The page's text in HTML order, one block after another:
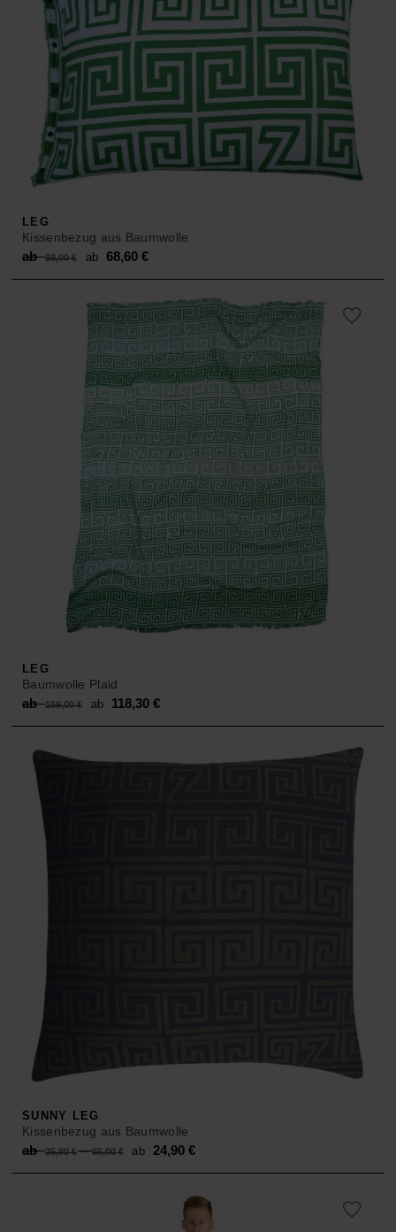
LEG
Kissenbezug aus Baumwolle
ab98,00€
Original
price
was:
ab 98,00 €.
ab 68,60 €Current
price
is:
ab 68,60 €.
LEG
Baumwolle Plaid
ab169,00€
Original
price
ab 118,30 €Current
price
ab 118,30 €.
SUNNY LEG
Kissenbezug aus Baumwolle
ab35,90€–65,00€
Original
price
ab 35,90 €
ab 24,90 €Current
price
is:
ab 24,90 €.